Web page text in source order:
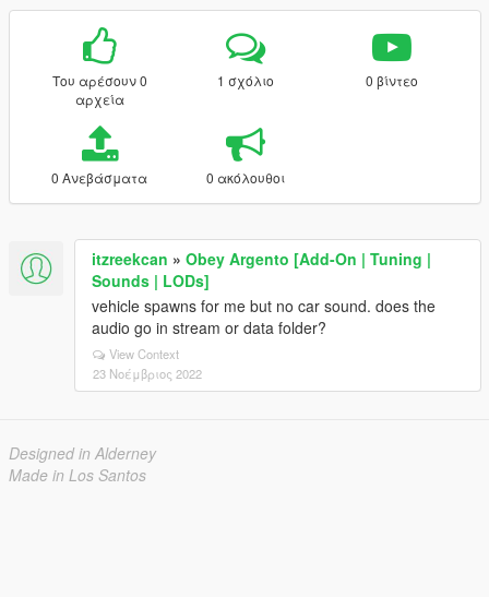
Του αρέσουν 0
αρχεία
1 σχόλιο 0 βίντεο
0 Ανεβάσματα 0 ακόλουθοι
itzreekcan » Obey Argento [Add-On | Tuning |
Sounds | LODs]
vehicle spawns for me but no car sound. does the
audio go in stream or data folder?
View Context
23 Νοέμβριος 2022
Designed in Alderney
Made in Los Santos